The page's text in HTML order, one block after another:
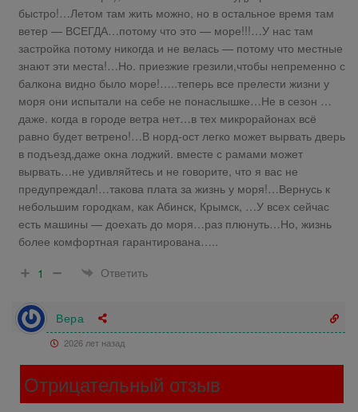
быстро!…Летом там жить можно, но в остальное время там
ветер — ВСЕГДА…потому что это — море!!!…У нас там
застройка потому никогда и не велась — потому что местные
знают эти места!…Но. приезжие грезили,чтобы непременно с
балкона видно было море!…..теперь все прелести жизни у
моря они испытали на себе не понаслышке…Не в сезон …
даже. когда в городе ветра нет…в тех микрорайонах всё
равно будет ветрено!…В норд-ост легко может вырвать дверь
в подъезд,даже окна лоджий. вместе с рамами может
вырвать…не удивляйтесь и не говорите, что я вас не
предупреждал!…такова плата за жизнь у моря!…Вернусь к
небольшим городкам, как Абинск, Крымск, …У всех сейчас
есть машины — доехать до моря…раз плюнуть…Но, жизнь
более комфортная гарантирована…..
1
Ответить
Вера
2026 лет назад
Отрицательный отзыв